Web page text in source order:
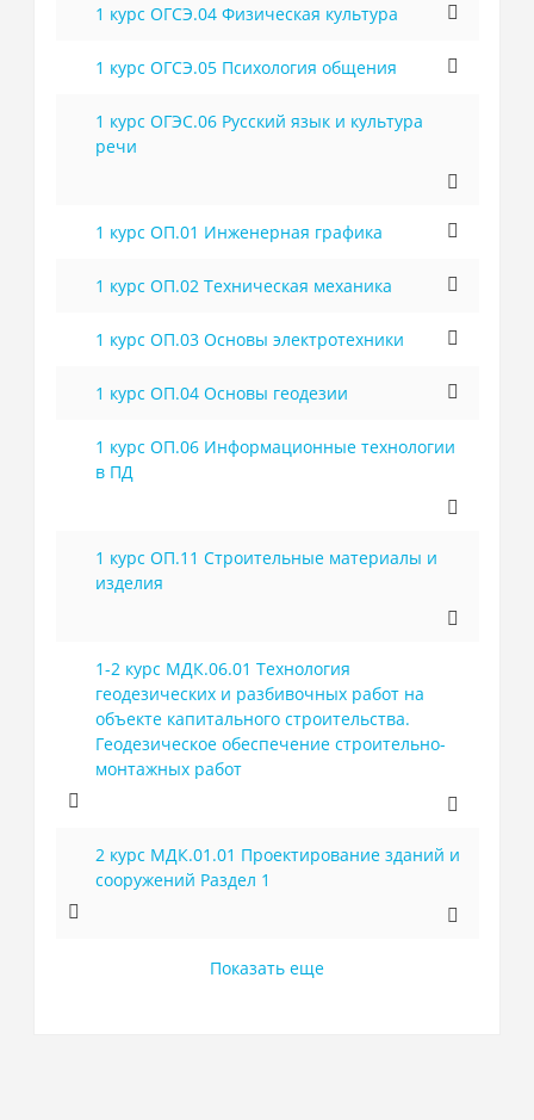
1 курс ОГСЭ.04 Физическая культура
1 курс ОГСЭ.05 Психология общения
1 курс ОГЭС.06 Русский язык и культура
речи
1 курс ОП.01 Инженерная графика
1 курс ОП.02 Техническая механика
1 курс ОП.03 Основы электротехники
1 курс ОП.04 Основы геодезии
1 курс ОП.06 Информационные технологии
в ПД
1 курс ОП.11 Строительные материалы и
изделия
1-2 курс МДК.06.01 Технология
геодезических и разбивочных работ на
объекте капитального строительства.
Геодезическое обеспечение строительно-
монтажных работ
2 курс МДК.01.01 Проектирование зданий и
сооружений Раздел 1
Показать еще